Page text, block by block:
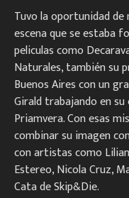
Tuvo la oportunidad de
escena que se estaba
peliculas como
Naturales, también su
Buenos Aires con un
Girald trabajando en
Priamvera. Con esas
combinar su imagen
con artistas como
Estereo, Nicola Cruz,
Cata de Skip&Die.